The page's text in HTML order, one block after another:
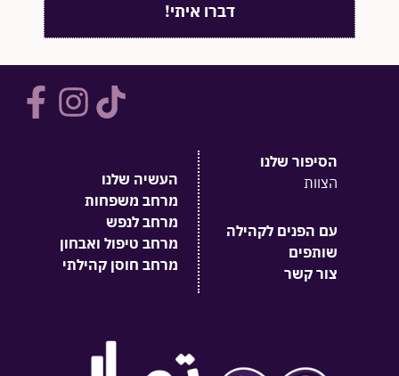
דברו איתי!
הסיפור שלנו
הצוות
עם הפנים לקהילה
שותפים
צור קשר
העשיה שלנו
מרחב משפחות
מרחב לנפש
מרחב טיפול ואבחון
מרחב חוסן קהילתי